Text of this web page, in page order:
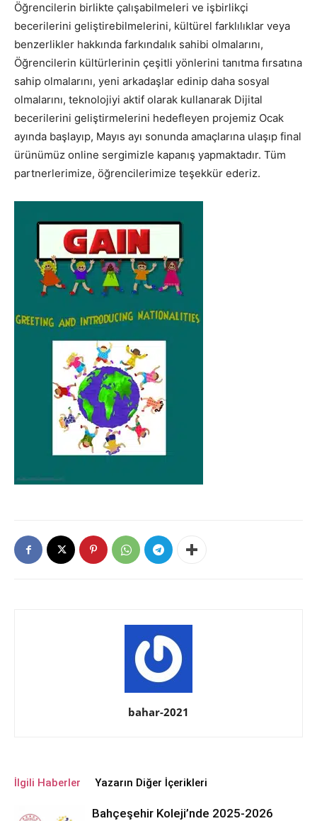
Öğrencilerin birlikte çalışabilmeleri ve işbirlikçi
becerilerini geliştirebilmelerini, kültürel farklılıklar veya
benzerlikler hakkında farkındalık sahibi olmalarını,
Öğrencilerin kültürlerinin çeşitli yönlerini tanıtma fırsatına
sahip olmalarını, yeni arkadaşlar edinip daha sosyal
olmalarını, teknolojiyi aktif olarak kullanarak Dijital
becerilerini geliştirmelerini hedefleyen projemiz Ocak
ayında başlayıp, Mayıs ayı sonunda amaçlarına ulaşıp final
ürünümüz online sergimizle kapanış yapmaktadır. Tüm
partnerlerimize, öğrencilerimize teşekkür ederiz.
bahar-2021
İlgili Haberler Yazarın Diğer İçerikleri
Bahçeşehir Koleji’nde 2025-2026